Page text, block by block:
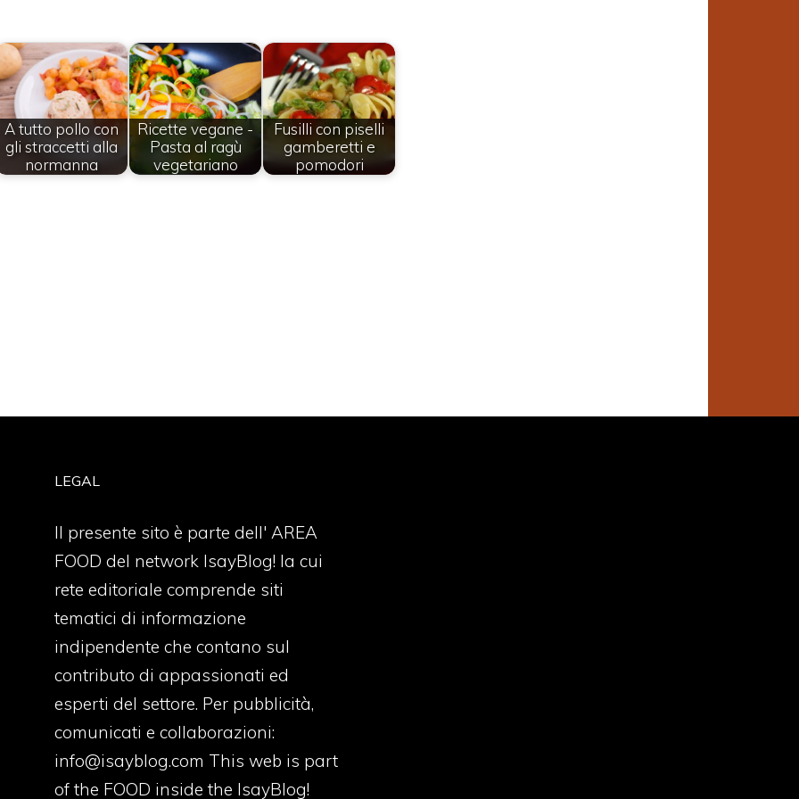
A tutto pollo con
gli straccetti alla
normanna
Ricette vegane -
Pasta al ragù
vegetariano
Fusilli con piselli
gamberetti e
pomodori
LEGAL
Il presente sito è parte dell' AREA
FOOD del network IsayBlog! la cui
rete editoriale comprende siti
tematici di informazione
indipendente che contano sul
contributo di appassionati ed
esperti del settore. Per pubblicità,
comunicati e collaborazioni:
info@isayblog.com This web is part
of the FOOD inside the IsayBlog!